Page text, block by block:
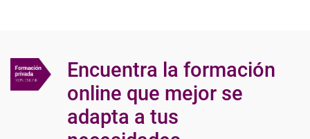
Encuentra la formación
online que mejor se
adapta a tus